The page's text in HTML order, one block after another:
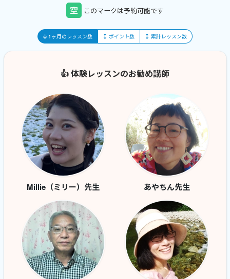
空 このマークは予約可能です
1ヶ月のレッスン数 ポイント数 累計レッスン数
👍 体験レッスンのお勧め講師
Millie（ミリー）先生 あやちん先生